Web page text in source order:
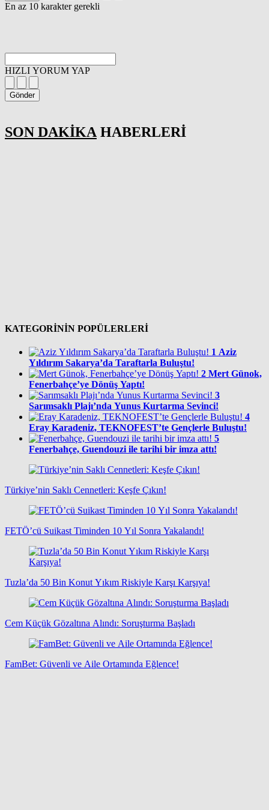
En az 10 karakter gerekli
HIZLI YORUM YAP
Gönder
SON DAKİKA HABERLERİ
KATEGORİNİN POPÜLERLERİ
1 Aziz
Yıldırım Sakarya’da Taraftarla Buluştu!
2 Mert Günok,
Fenerbahçe’ye Dönüş Yaptı!
3
Sarımsaklı Plajı’nda Yunus Kurtarma Sevinci!
4
Eray Karadeniz, TEKNOFEST’te Gençlerle Buluştu!
5
Fenerbahçe, Guendouzi ile tarihi bir imza attı!
Türkiye’nin Saklı Cennetleri: Keşfe Çıkın!
FETÖ’cü Suikast Timinden 10 Yıl Sonra Yakalandı!
Tuzla’da 50 Bin Konut Yıkım Riskiyle Karşı Karşıya!
Cem Küçük Gözaltına Alındı: Soruşturma Başladı
FamBet: Güvenli ve Aile Ortamında Eğlence!